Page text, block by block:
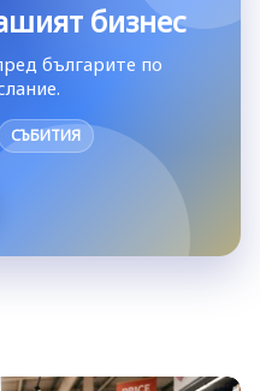
бизнес
българите по
СЪБИТИЯ